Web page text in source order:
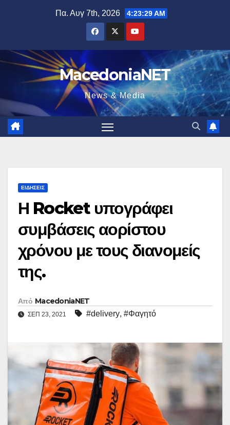
Πα. Αυγ 7th, 2026 4:23:30 AM
MacedoniaNET
News & Media
ΕΙΔΉΣΕΙΣ
Η Rocket υπογράφει
συμβάσεις αορίστου
χρόνου με τους διανομείς
της.
Από MacedoniaNET
ΣΕΠ 23, 2021 #delivery, #Φαγητό